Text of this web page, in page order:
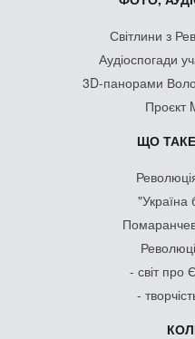
Світлини з
Аудіоспогади
3D-панорами
Проєкт
ЩО
"Україна
- світ про
-